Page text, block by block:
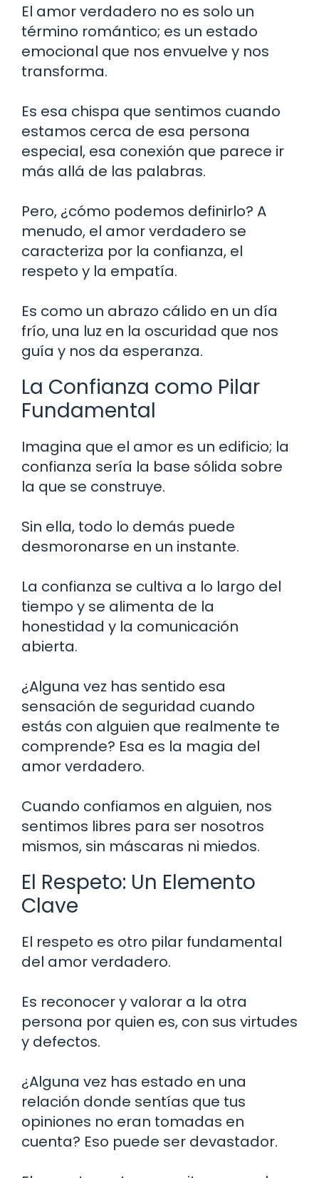
El amor verdadero no es solo un
término romántico; es un estado
emocional que nos envuelve y nos
transforma.
Es esa chispa que sentimos cuando
estamos cerca de esa persona
especial, esa conexión que parece ir
más allá de las palabras.
Pero, ¿cómo podemos definirlo? A
menudo, el amor verdadero se
caracteriza por la confianza, el
respeto y la empatía.
Es como un abrazo cálido en un día
frío, una luz en la oscuridad que nos
guía y nos da esperanza.
La Confianza como Pilar
Fundamental
Imagina que el amor es un edificio; la
confianza sería la base sólida sobre
la que se construye.
Sin ella, todo lo demás puede
desmoronarse en un instante.
La confianza se cultiva a lo largo del
tiempo y se alimenta de la
honestidad y la comunicación
abierta.
¿Alguna vez has sentido esa
sensación de seguridad cuando
estás con alguien que realmente te
comprende? Esa es la magia del
amor verdadero.
Cuando confiamos en alguien, nos
sentimos libres para ser nosotros
mismos, sin máscaras ni miedos.
El Respeto: Un Elemento
Clave
El respeto es otro pilar fundamental
del amor verdadero.
Es reconocer y valorar a la otra
persona por quien es, con sus virtudes
y defectos.
¿Alguna vez has estado en una
relación donde sentías que tus
opiniones no eran tomadas en
cuenta? Eso puede ser devastador.